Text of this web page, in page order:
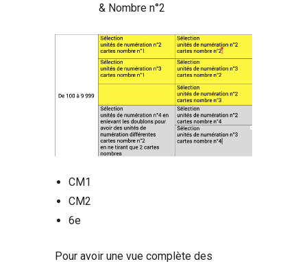
& Nombre n°2
CM1
CM2
6e
Pour avoir une vue complète des